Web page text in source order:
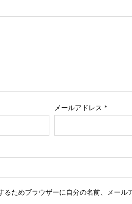
メールアドレス *
るためブラウザーに自分の名前、メール